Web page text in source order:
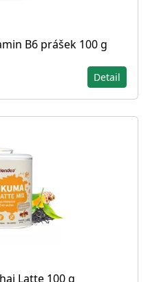
B6 prášek 100 g
Detail
Latte 100 g